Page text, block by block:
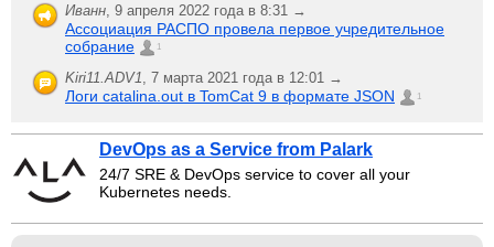
Иванн 9 апреля 2022 года в 8:31 →
Ассоциация РАСПО провела первое учредительное
собрание
1
Kiri11.ADV1 7 марта 2021 года в 12:01 →
Логи catalina.out в TomCat 9 в формате JSON 1
DevOps as a Service from Palark
24/7 SRE & DevOps service to cover all your
Kubernetes needs.